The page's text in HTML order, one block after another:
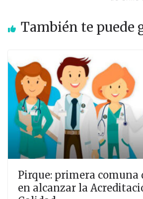
También te puede
Pirque: primera comuna
en alcanzar la